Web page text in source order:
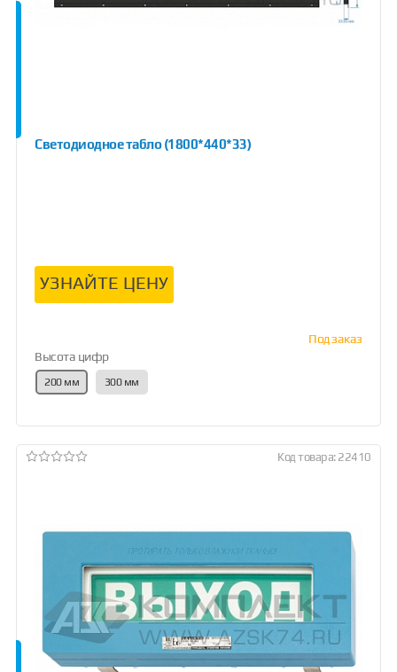
Светодиодное табло (1800*440*33)
УЗНАЙТЕ ЦЕНУ
Под заказ
Высота цифр
200 мм 300 мм
Код товара: 22410